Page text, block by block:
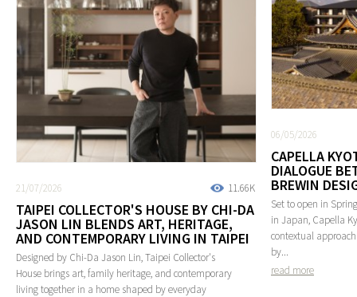
11.66K
21/07/2026
TAIPEI COLLECTOR'S HOUSE BY CHI-DA
JASON LIN BLENDS ART, HERITAGE,
AND CONTEMPORARY LIVING IN TAIPEI
Designed by Chi-Da Jason Lin, Taipei Collector's
House brings art, family heritage, and contemporary
living together in a home shaped by everyday
06/05/2026
CAPELLA
DIALOGUE
BREWIN
Set to open in
in Japan, Capella
contextual
by...
read more